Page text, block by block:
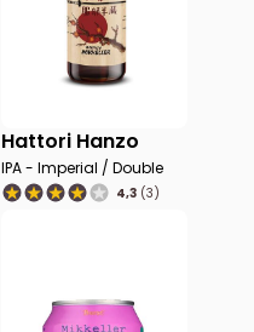
Hattori Hanzo
IPA - Imperial / Double
4,3 (3)